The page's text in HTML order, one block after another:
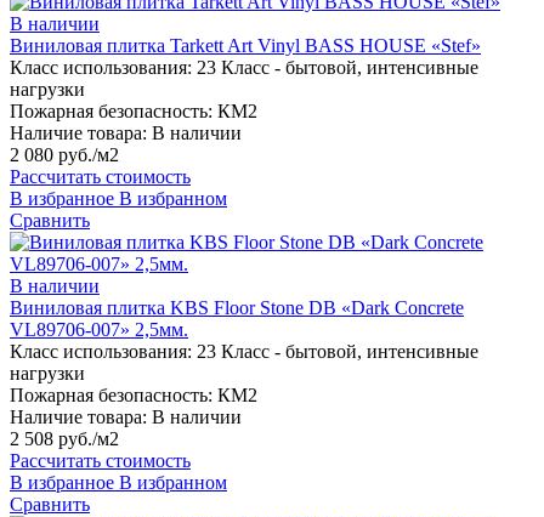
В наличии
Виниловая плитка Tarkett Art Vinyl BASS HOUSE «Stef»
Класс использования: 23 Класс - бытовой, интенсивные
нагрузки
Пожарная безопасность: КМ2
Наличие товара: В наличии
2 080 руб./м2
Рассчитать стоимость
В избранное В избранном
Сравнить
В наличии
Виниловая плитка KBS Floor Stone DB «Dark Concrete
VL89706-007» 2,5мм.
Класс использования: 23 Класс - бытовой, интенсивные
нагрузки
Пожарная безопасность: КМ2
Наличие товара: В наличии
2 508 руб./м2
Рассчитать стоимость
В избранное В избранном
Сравнить